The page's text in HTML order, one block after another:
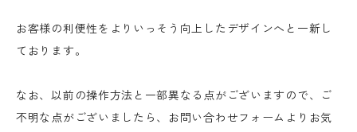
お客様の利便性をよりいっそう向上したデザインへと一新し
ております。
なお、以前の操作方法と一部異なる点がございますので、ご
不明な点がございましたら、お問い合わせフォームよりお気